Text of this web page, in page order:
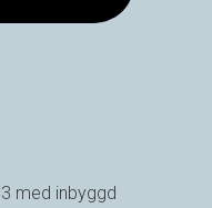
med inbyggd